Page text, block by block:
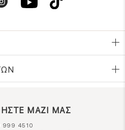
ΜΑΖΙ ΜΑΣ
999 4510